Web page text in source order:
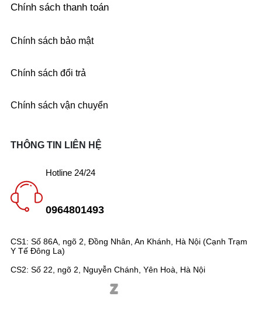
Chính sách thanh toán
Chính sách bảo mật
Chính sách đổi trả
Chính sách vận chuyển
CS1: Số 86A, ngõ 2, Đồng Nhân, An Khánh, Hà Nội (Cạnh Trạm
Y Tế Đông La)
CS2: Số 22, ngõ 2, Nguyễn Chánh, Yên Hoà, Hà Nội
THÔNG TIN LIÊN HỆ
Hotline 24/24
0964801493